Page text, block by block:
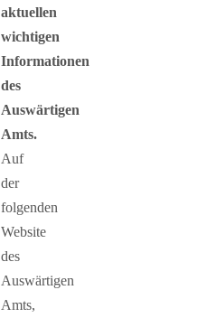
aktuellen
wichtigen
Informationen
des
Auswärtigen
Amts.
Auf
der
folgenden
Website
des
Auswärtigen
Amts,